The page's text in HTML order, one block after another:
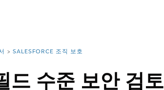
SALESFORCE 조직 보호
드 수준 보안 검토